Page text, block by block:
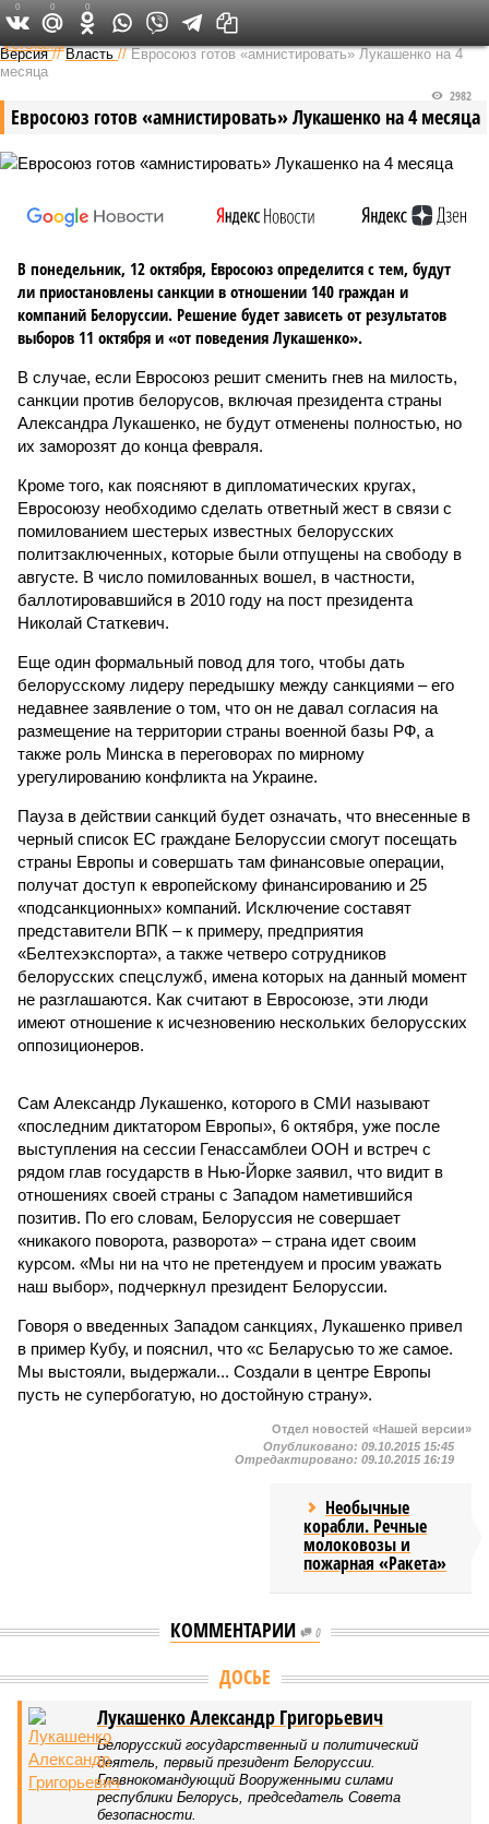
Федеральный выпуск
Версия //Власть //Евросоюз готов «амнистировать» Лукашенко на 4
месяца
Евросоюз готов «амнистировать» Лукашенко на 4 месяца
2982
В понедельник, 12 октября, Евросоюз определится с тем, будут
ли приостановлены санкции в отношении 140 граждан и
компаний Белоруссии. Решение будет зависеть от результатов
выборов 11 октября и «от поведения Лукашенко».
В случае, если Евросоюз решит сменить гнев на милость,
санкции против белорусов, включая президента страны
Александра Лукашенко, не будут отменены полностью, но
их заморозят до конца февраля.
Кроме того, как поясняют в дипломатических кругах,
Евросоюзу необходимо сделать ответный жест в связи с
помилованием шестерых известных белорусских
политзаключенных, которые были отпущены на свободу в
августе. В число помилованных вошел, в частности,
баллотировавшийся в 2010 году на пост президента
Николай Статкевич.
Еще один формальный повод для того, чтобы дать
белорусскому лидеру передышку между санкциями – его
недавнее заявление о том, что он не давал согласия на
размещение на территории страны военной базы РФ, а
также роль Минска в переговорах по мирному
урегулированию конфликта на Украине.
Пауза в действии санкций будет означать, что внесенные в
черный список ЕС граждане Белоруссии смогут посещать
страны Европы и совершать там финансовые операции,
получат доступ к европейскому финансированию и 25
«подсанкционных» компаний. Исключение составят
представители ВПК – к примеру, предприятия
«Белтехэкспорта», а также четверо сотрудников
белорусских спецслужб, имена которых на данный момент
не разглашаются. Как считают в Евросоюзе, эти люди
имеют отношение к исчезновению нескольких белорусских
оппозиционеров.
Сам Александр Лукашенко, которого в СМИ называют
«последним диктатором Европы», 6 октября, уже после
выступления на сессии Генассамблеи ООН и встреч с
рядом глав государств в Нью-Йорке заявил, что видит в
отношениях своей страны с Западом наметившийся
позитив. По его словам, Белоруссия не совершает
«никакого поворота, разворота» – страна идет своим
курсом. «Мы ни на что не претендуем и просим уважать
наш выбор», подчеркнул президент Белоруссии.
Говоря о введенных Западом санкциях, Лукашенко привел
в пример Кубу, и пояснил, что «с Беларусью то же самое.
Мы выстояли, выдержали... Создали в центре Европы
пусть не супербогатую, но достойную страну».
0 0 0
Отдел новостей «Нашей версии»
Опубликовано: 09.10.2015 15:45
Отредактировано: 09.10.2015 16:19
Необычные
корабли. Речные
молоковозы и
пожарная «Ракета»
КОММЕНТАРИИ 0
ДОСЬЕ
Лукашенко Александр Григорьевич
Белорусский государственный и политический
деятель, первый президент Белоруссии.
Главнокомандующий Вооруженными силами
республики Белорусь, председатель Совета
безопасности.